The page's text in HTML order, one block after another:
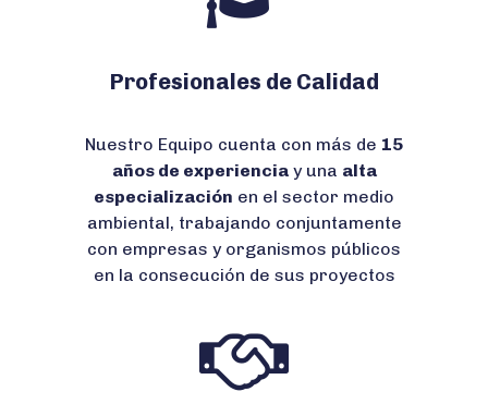
Profesionales de Calidad
Nuestro Equipo cuenta con más de 15
años de experienciay una alta
especialización en el sector medio
ambiental, trabajando conjuntamente
con empresas y organismos públicos
en la consecución de sus proyectos